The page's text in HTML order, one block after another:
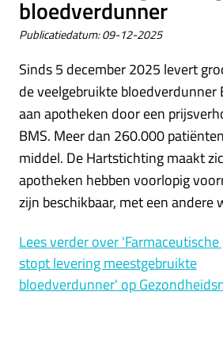
bloedverdunner
Publicatiedatum:09-12-2025
Sinds 5 december 2025 levert
de veelgebruikte bloedverdunner
aan apotheken door een
BMS. Meer dan 260.000
middel. De Hartstichting maakt
apotheken hebben voorlopig
zijn beschikbaar, met een andere
Lees verderover
stopt levering meestgebruikte
bloedverdunner' op